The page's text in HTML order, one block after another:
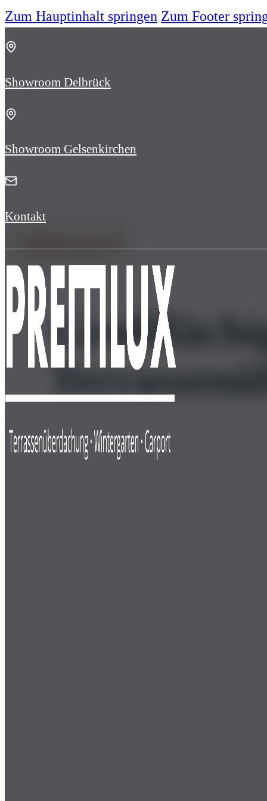
Zum Hauptinhalt springen Zum Footer
Showroom Delbrück
Showroom Gelsenkirchen
Kontakt